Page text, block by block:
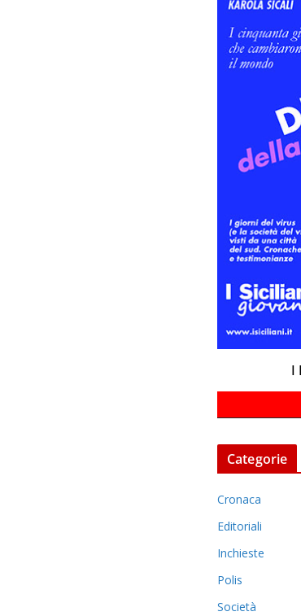
I
Categorie
Cronaca
Editoriali
Inchieste
Polis
Società